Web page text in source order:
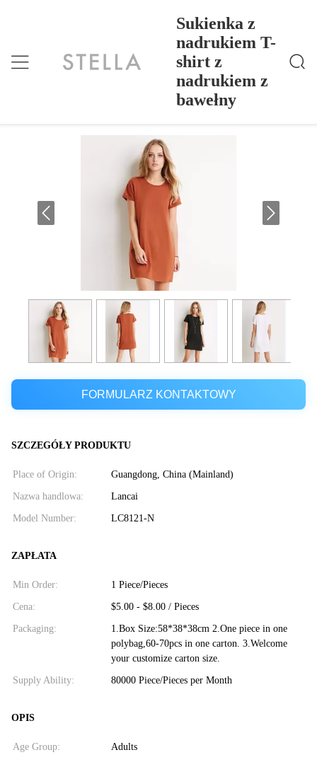
Sukienka z
nadrukiem T-
shirt z
nadrukiem z
bawełny
Dom> Products>
Sukienka Z Nadrukiem T-Shirt Z Nadrukiem Z Baweł
Ny
Sukienka z nadrukiem T-shirt z
FORMULARZ KONTAKTOWY
SZCZEGÓŁY PRODUKTU
Place of Origin: Guangdong, China (Mainland)
Nazwa handlowa: Lancai
Model Number: LC8121-N
ZAPŁATA
Min Order: 1 Piece/Pieces
Cena: $5.00 - $8.00 / Pieces
Packaging:
1.Box Size:58*38*38cm 2.One piece in one
polybag,60-70pcs in one carton. 3.Welcome
your customize carton size.
Supply Ability: 80000 Piece/Pieces per Month
OPIS
Age Group: Adults